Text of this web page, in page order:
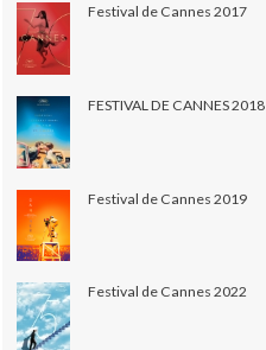
Festival de Cannes 2017
FESTIVAL DE CANNES 2018
Festival de Cannes 2019
Festival de Cannes 2022